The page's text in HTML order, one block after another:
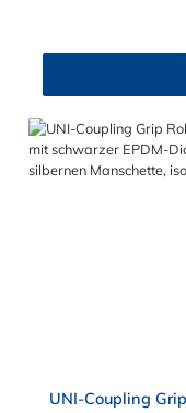
Rohrkupplung aus
110,0 mm geeignet
möglich vakuumfest
6 bar) Metallmantel
Alu-
massiver
überaus
UNI-Coupling